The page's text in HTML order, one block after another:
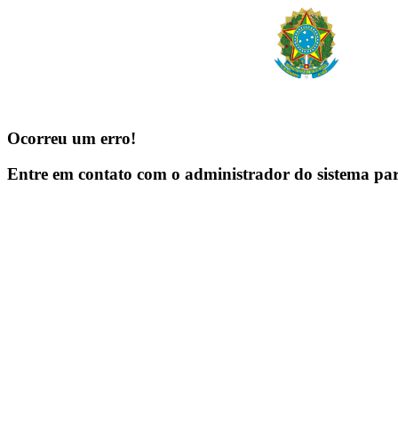
Ocorreu um erro!
Entre em contato com o administrador do sistema